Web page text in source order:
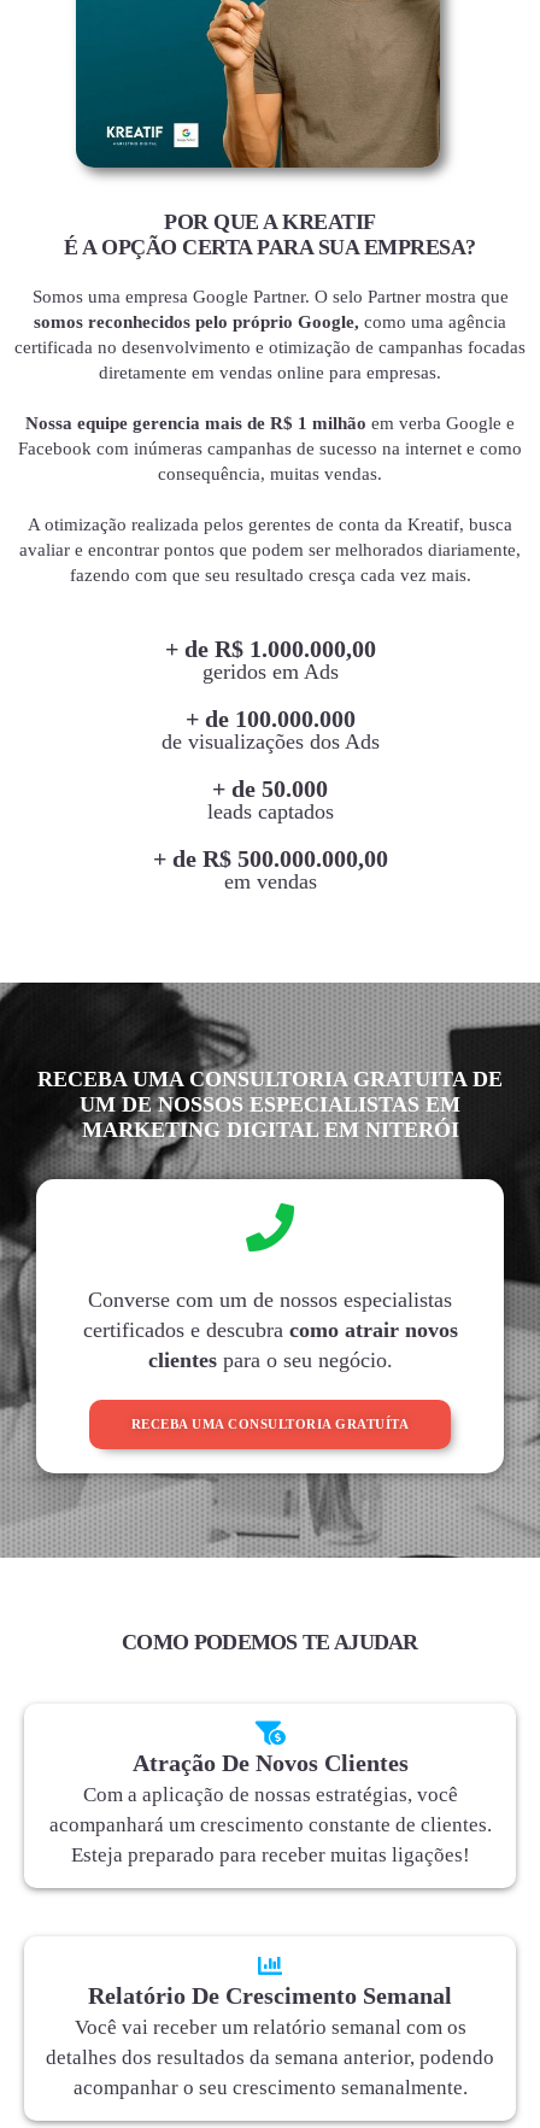
POR QUE A KREATIF
É A OPÇÃO CERTA PARA SUA EMPRESA?
Somos uma empresa Google Partner. O selo Partner mostra que
somos reconhecidos pelo próprio Google, como uma agência
certificada no desenvolvimento e otimização de campanhas focadas
diretamente em vendas online para empresas.
Nossa equipe gerencia mais de R$ 1 milhão em verba Google e
Facebook com inúmeras campanhas de sucesso na internet e como
consequência, muitas vendas.
A otimização realizada pelos gerentes de conta da Kreatif, busca
avaliar e encontrar pontos que podem ser melhorados diariamente,
fazendo com que seu resultado cresça cada vez mais.
+ de R$ 1.000.000,00
geridos em Ads
+ de 100.000.000
de visualizações dos Ads
+ de 50.000
leads captados
+ de R$ 500.000.000,00
em vendas
RECEBA UMA CONSULTORIA GRATUITA DE
UM DE NOSSOS ESPECIALISTAS EM
MARKETING DIGITAL EM NITERÓI
Converse com um de nossos especialistas
certificados e descubra como atrair novos
clientespara o seu negócio.
RECEBA UMA CONSULTORIA GRATUÍTA
COMO PODEMOS TE AJUDAR
Atração De Novos Clientes
Com a aplicação de nossas estratégias, você
acompanhará um crescimento constante de clientes.
Esteja preparado para receber muitas ligações!
Relatório De Crescimento Semanal
Você vai receber um relatório semanal com os
detalhes dos resultados da semana anterior, podendo
acompanhar o seu crescimento semanalmente.